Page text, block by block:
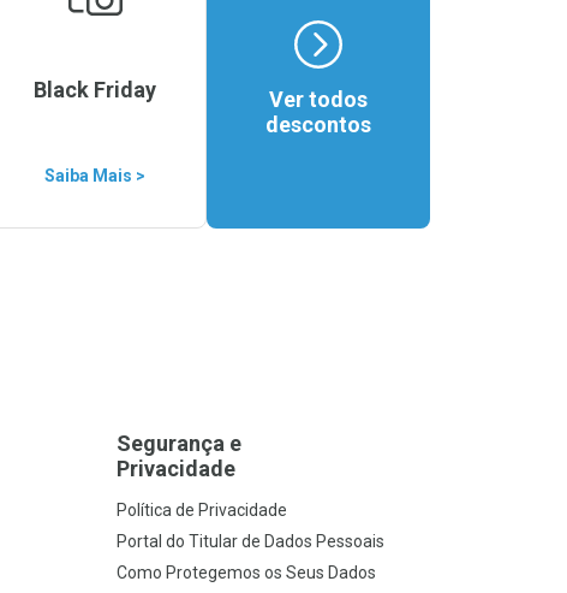
Black Friday
Saiba Mais >
Ver todos
descontos
Segurança e
Privacidade
Política de Privacidade
Portal do Titular de Dados Pessoais
Como Protegemos os Seus Dados